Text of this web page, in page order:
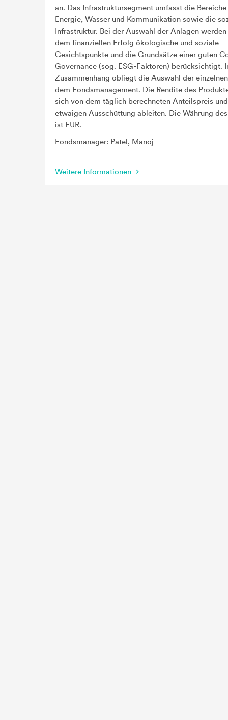
an. Das Infrastruktursegment umfasst die Bereiche
Energie, Wasser und Kommunikation sowie die
Infrastruktur. Bei der Auswahl der Anlagen werden
dem finanziellen Erfolg ökologische und soziale
Gesichtspunkte und die Grundsätze einer guten
Governance (sog. ESG-Faktoren) berücksichtigt.
Zusammenhang obliegt die Auswahl der
dem Fondsmanagement. Die Rendite des
sich von dem täglich berechneten Anteilspreis
etwaigen Ausschüttung ableiten. Die Währung
ist EUR.
Fondsmanager: Patel, Manoj
Weitere Informationen